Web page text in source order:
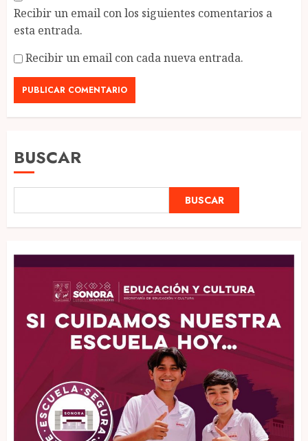
Recibir un email con los siguientes comentarios a
esta entrada.
Recibir un email con cada nueva entrada.
BUSCAR
BUSCAR